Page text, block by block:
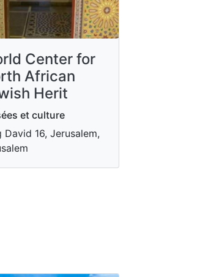
Center for
African
Herit
et culture
David 16, Jerusalem,